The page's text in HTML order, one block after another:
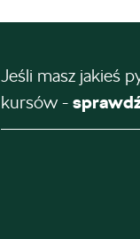
Jeśli masz jakieś
kursów -